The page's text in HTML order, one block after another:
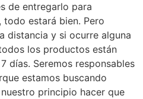
de entregarlo para
todo estará bien. Pero
distancia y si ocurre alguna
los productos están
días. Seremos responsables
estamos buscando
principio hacer que